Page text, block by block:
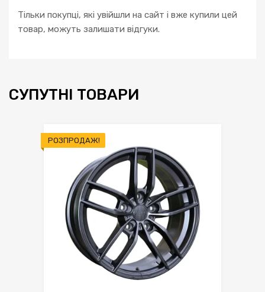
Тільки покупці, які увійшли на сайт і вже купили цей
товар, можуть залишати відгуки.
СУПУТНІ ТОВАРИ
РОЗПРОДАЖ!